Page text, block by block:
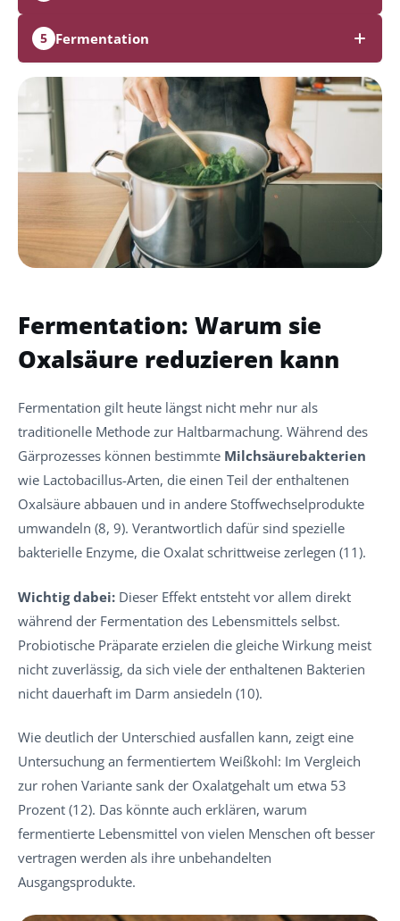
5 Fermentation
Fermentation: Warum sie
Oxalsäure reduzieren kann
Fermentation gilt heute längst nicht mehr nur als
traditionelle Methode zur Haltbarmachung. Während des
Gärprozesses können bestimmte Milchsäurebakterien
wie Lactobacillus-Arten, die einen Teil der enthaltenen
Oxalsäure abbauen und in andere Stoffwechselprodukte
umwandeln (8, 9). Verantwortlich dafür sind spezielle
bakterielle Enzyme, die Oxalat schrittweise zerlegen (11).
Wichtig dabei: Dieser Effekt entsteht vor allem direkt
während der Fermentation des Lebensmittels selbst.
Probiotische Präparate erzielen die gleiche Wirkung meist
nicht zuverlässig, da sich viele der enthaltenen Bakterien
nicht dauerhaft im Darm ansiedeln (10).
Wie deutlich der Unterschied ausfallen kann, zeigt eine
Untersuchung an fermentiertem Weißkohl: Im Vergleich
zur rohen Variante sank der Oxalatgehalt um etwa 53
Prozent (12). Das könnte auch erklären, warum
fermentierte Lebensmittel von vielen Menschen oft besser
vertragen werden als ihre unbehandelten
Ausgangsprodukte.